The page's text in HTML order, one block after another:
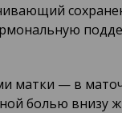
матки — в
болью внизу